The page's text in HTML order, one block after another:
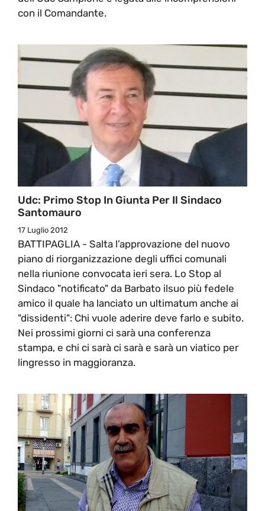
con il Comandante.
Udc: Primo Stop In Giunta Per Il Sindaco
Santomauro
17 Luglio 2012
BATTIPAGLIA - Salta l’approvazione del nuovo
piano di riorganizzazione degli uffici comunali
nella riunione convocata ieri sera. Lo Stop al
Sindaco "notificato" da Barbato ilsuo più fedele
amico il quale ha lanciato un ultimatum anche ai
"dissidenti": Chi vuole aderire deve farlo e subito.
Nei prossimi giorni ci sarà una conferenza
stampa, e chi ci sarà ci sarà e sarà un viatico per
lingresso in maggioranza.